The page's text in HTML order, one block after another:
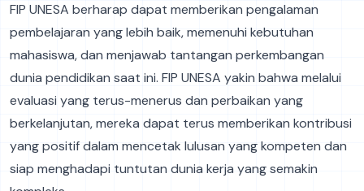
FIP UNESA berharap dapat memberikan pengalaman
pembelajaran yang lebih baik, memenuhi kebutuhan
mahasiswa, dan menjawab tantangan perkembangan
dunia pendidikan saat ini. FIP UNESA yakin bahwa melalui
evaluasi yang terus-menerus dan perbaikan yang
berkelanjutan, mereka dapat terus memberikan kontribusi
yang positif dalam mencetak lulusan yang kompeten dan
siap menghadapi tuntutan dunia kerja yang semakin